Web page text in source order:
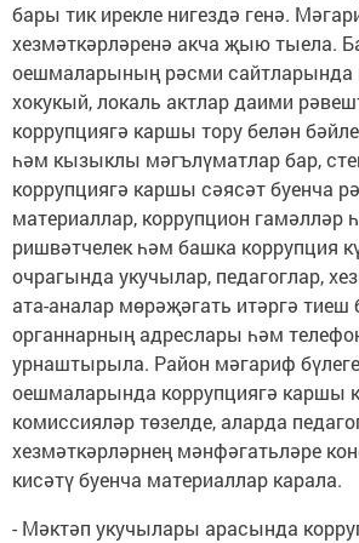
бары тик ирекле нигездә генә.
хезмәткәрләренә акча җыю тыела.
оешмаларының рәсми сайтларында
хокукый, локаль актлар даими
коррупциягә каршы тору белән
һәм кызыклы мәгълүматлар бар,
коррупциягә каршы сәясәт буенча
материаллар, коррупцион гамәлләр
ришвәтчелек һәм башка коррупция
очрагында укучылар, педагоглар,
ата-аналар мөрәҗәгать итәргә тиеш
органнарның адреслары һәм
урнаштырыла. Район мәгариф
оешмаларында коррупциягә каршы
комиссияләр төзелде, аларда
хезмәткәрләрнең мәнфәгатьләре
кисәтү буенча материаллар карала.
- Мәктәп укучылары арасында